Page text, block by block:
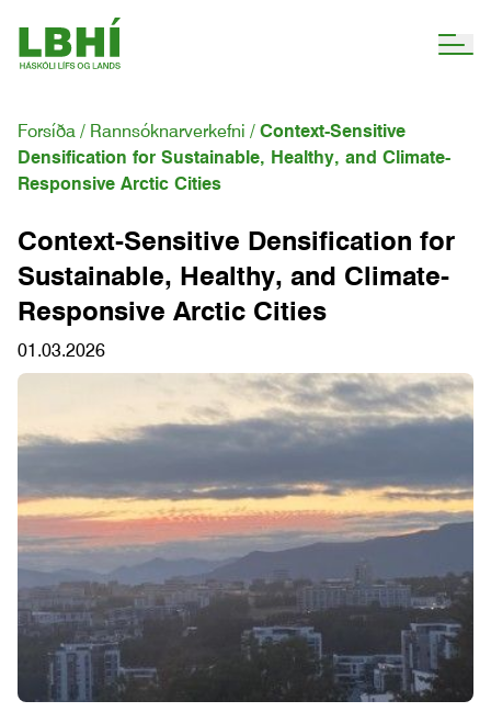
Forsíða Rannsóknarverkefni
Context-Sensitive
Densification for Sustainable, Healthy, and Climate-
Responsive Arctic Cities
Context-Sensitive Densification for
Sustainable, Healthy, and Climate-
Responsive Arctic Cities
01.03.2026